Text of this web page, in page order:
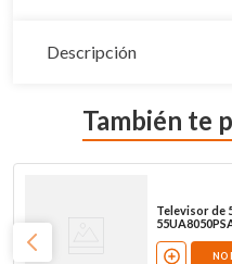
Descripción
También te
Televisor de
NO